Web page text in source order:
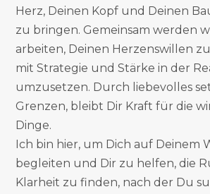
Herz, Deinen Kopf und Deinen
zu bringen. Gemeinsam werden
arbeiten, Deinen Herzenswillen
mit Strategie und Stärke in der
umzusetzen. Durch liebevolles
Grenzen, bleibt Dir Kraft für die
Dinge.
Ich bin hier, um Dich auf Deinem
begleiten und Dir zu helfen, die
Klarheit zu finden, nach der Du